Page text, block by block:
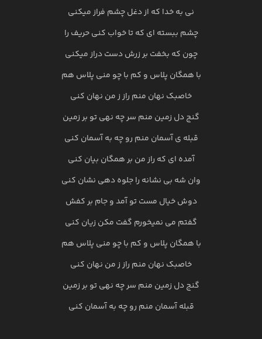
نی به خدا که از دغل چشم فراز میکنی
چشم ببسته‌ ای که تا خواب کنی حریف را
چون که بخفت بر زرش دست دراز میکنی
با همگان پلاس و کم با چو منی پلاس هم
خاصبک نهان منم راز ز من نهان کنی
گنج دل زمین منم سر چه نهی تو بر زمین
قبله ی آسمان منم رو چه به آسمان کنی
آمده ای که راز من بر همگان بیان کنی
وان شه بی نشانه را جلوه دهی نشان کنی
دوش خیال مست تو آمد و جام بر کفش
گفتم می نمیخورم گفت مکن زیان کنی
با همگان پلاس و کم با چو منی پلاس هم
خاصبک نهان منم راز ز من نهان کنی
گنج دل زمین منم سر چه نهی تو بر زمین
قبله آسمان منم رو چه به آسمان کنی